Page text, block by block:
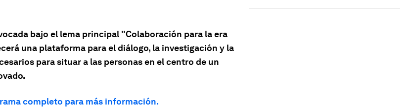
bajo el lema principal "Colaboración para la era
una plataforma para el diálogo, la investigación y la
para situar a las personas en el centro de un
completo para más información.